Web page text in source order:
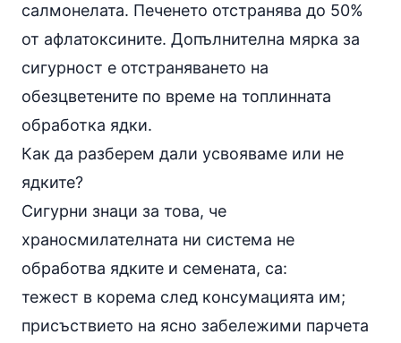
салмонелата. Печенето отстранява до 50%
от афлатоксините. Допълнителна мярка за
сигурност е отстраняването на
обезцветените по време на топлинната
обработка ядки.
Как да разберем дали усвояваме или не
ядките?
Сигурни знаци за това, че
храносмилателната ни система не
обработва ядките и семената, са:
тежест в корема след консумацията им;
присъствието на ясно забележими парчета